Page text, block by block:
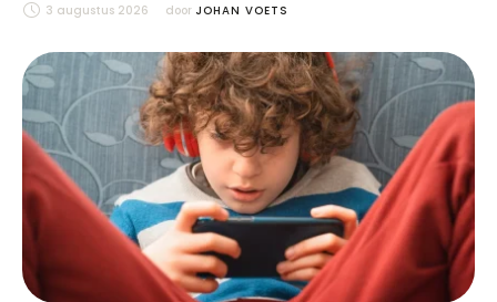
3 augustus 2026 door JOHAN VOETS